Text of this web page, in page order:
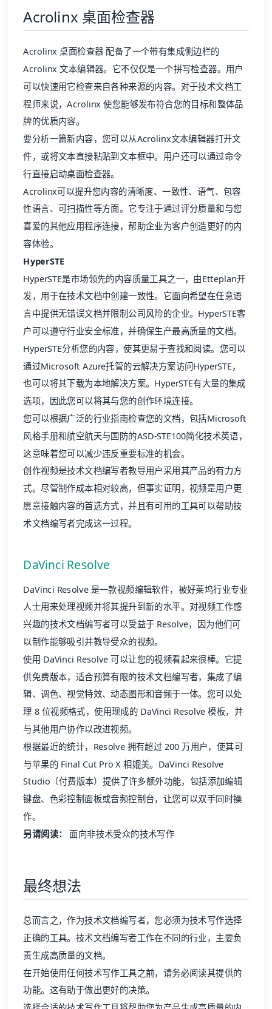
Acrolinx 桌面检查器
Acrolinx 桌面检查器 配备了一个带有集成侧边栏的
Acrolinx 文本编辑器。它不仅仅是一个拼写检查器。用户
可以快速用它检查来自各种来源的内容。对于技术文档工
程师来说，Acrolinx 使您能够发布符合您的目标和整体品
牌的优质内容。
要分析一篇新内容，您可以从Acrolinx文本编辑器打开文
件，或将文本直接粘贴到文本框中。用户还可以通过命令
行直接启动桌面检查器。
Acrolinx可以提升您内容的清晰度、一致性、语气、包容
性语言、可扫描性等方面。它专注于通过评分质量和与您
喜爱的其他应用程序连接，帮助企业为客户创造更好的内
容体验。
HyperSTE
HyperSTE是市场领先的内容质量工具之一，由Etteplan开
发，用于在技术文档中创建一致性。它面向希望在任意语
言中提供无错误文档并限制公司风险的企业。HyperSTE客
户可以遵守行业安全标准，并确保生产最高质量的文档。
HyperSTE分析您的内容，使其更易于查找和阅读。您可以
通过Microsoft Azure托管的云解决方案访问HyperSTE，
也可以将其下载为本地解决方案。HyperSTE有大量的集成
选项，因此您可以将其与您的创作环境连接。
您可以根据广泛的行业指南检查您的文档，包括Microsoft
风格手册和航空航天与国防的ASD-STE100简化技术英语，
这意味着您可以减少违反重要标准的机会。
创作视频是技术文档编写者教导用户采用其产品的有力方
式。尽管制作成本相对较高，但事实证明，视频是用户更
愿意接触内容的首选方式，并且有可用的工具可以帮助技
术文档编写者完成这一过程。
DaVinci Resolve
DaVinci Resolve是一款视频编辑软件，被好莱坞行业专业
人士用来处理视频并将其提升到新的水平。对视频工作感
兴趣的技术文档编写者可以受益于 Resolve，因为他们可
以制作能够吸引并教导受众的视频。
使用 DaVinci Resolve 可以让您的视频看起来很棒。它提
供免费版本，适合预算有限的技术文档编写者，集成了编
辑、调色、视觉特效、动态图形和音频于一体。您可以处
理 8 位视频格式，使用现成的 DaVinci Resolve 模板，并
与其他用户协作以改进视频。
根据最近的统计，Resolve 拥有超过 200 万用户，使其可
与苹果的 Final Cut Pro X 相媲美。DaVinci Resolve
Studio（付费版本）提供了许多额外功能，包括添加编辑
键盘、色彩控制面板或音频控制台，让您可以双手同时操
作。
另请阅读：
面向非技术受众的技术写作
最终想法
总而言之，作为技术文档编写者，您必须为技术写作选择
正确的工具。技术文档编写者工作在不同的行业，主要负
责生成高质量的文档。
在开始使用任何技术写作工具之前，请务必阅读其提供的
功能。这有助于做出更好的决策。